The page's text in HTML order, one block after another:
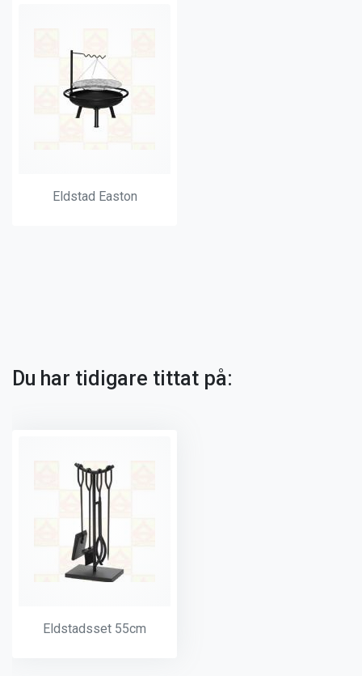
Eldstad Easton
Du har tidigare tittat på:
Eldstadsset 55cm